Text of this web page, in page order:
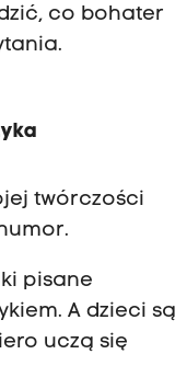
co bohater
twórczości
pisane
A dzieci są
uczą się